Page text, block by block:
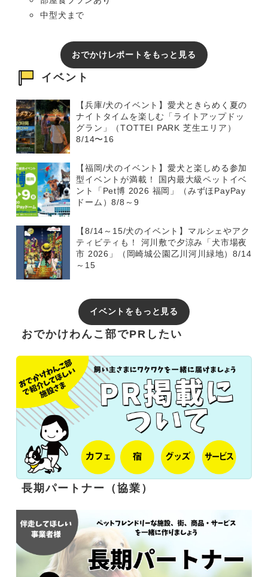
中型犬まで
おでかけレポートをもっと見る
イベント
【兵庫/犬のイベント】愛犬ときらめく夏の
ナイトタイムを楽しむ「ライトアップドッ
グラン」（TOTTEI PARK 芝生エリア）
8/14〜16
【福岡/犬のイベント】愛犬と楽しめる参加
型イベントが満載！ 国内最大級ペットイベ
ント「Pet博 2026 福岡」（みずほPayPay
ドーム）8/8～9
【8/14～15/犬のイベント】マルシェやアク
ティビティも！ 河川敷で夕涼み「犬市場夜
市 2026」（岡崎城公園乙川河川緑地）8/14
～15
イベントをもっと見る
おでかけわんこ部でPRしたい
長期パートナー（協業）